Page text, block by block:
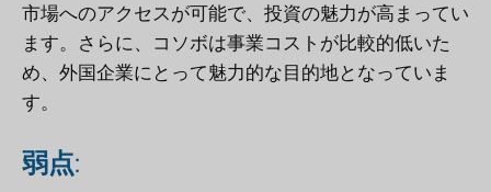
市場へのアクセスが可能で、投資の魅力が高まってい
ます。さらに、コソボは事業コストが比較的低いた
め、外国企業にとって魅力的な目的地となっていま
す。
弱点: